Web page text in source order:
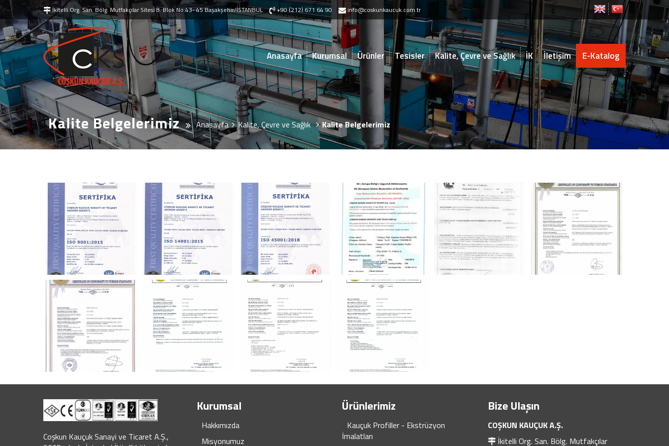
İkitelli Org. San. Bölg. Mutfakçılar Sitesi 8. Blok No:43- 45 Başakşehir/İSTANBUL +90 (212) 671 64 90 info@coskunkaucuk.com.tr
Anasayfa Kurumsal Ürünler Tesisler Kalite, Çevre ve Sağlık İK İletişim E-Katalog
Kalite Belgelerimiz Anasayfa Kalite, Çevre ve Sağlık Kalite Belgelerimiz
Coşkun Kauçuk Sanayi ve Ticaret A.Ş.,
Kurumsal
Hakkımızda
Misyonumuz
Ürünlerimiz
Kauçuk Profiller - Ekstrüzyon
İmalatları
Bize Ulaşın
COŞKUN KAUÇUK A.Ş.
İkitelli Org. San. Bölg. Mutfakçılar